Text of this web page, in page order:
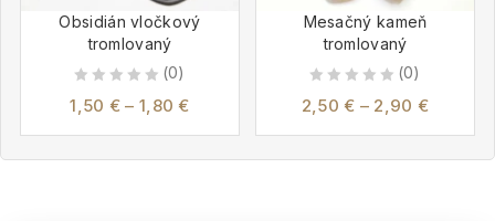
Obsidián vločkový
tromlovaný
(0)
1,50 € – 1,80 €
Mesačný kameň
tromlovaný
(0)
2,50 € – 2,90 €